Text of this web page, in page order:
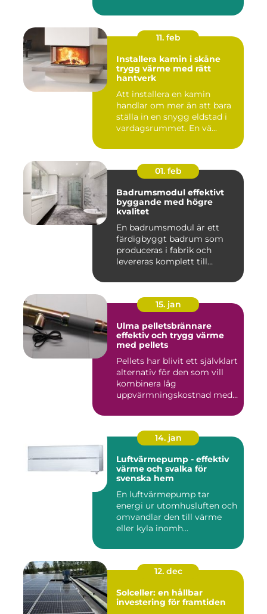
11. feb
Installera kamin i skåne
trygg värme med rätt
hantverk
Att installera en kamin
handlar om mer än att bara
ställa in en snygg eldstad i
vardagsrummet. En vä...
01. feb
Badrumsmodul effektivt
byggande med högre
kvalitet
En badrumsmodul är ett
färdigbyggt badrum som
produceras i fabrik och
levereras komplett till
15. jan
Ulma pelletsbrännare
effektiv och trygg värme
med pellets
Pellets har blivit ett självklart
alternativ för den som vill
kombinera låg
uppvärmningskostnad med
14. jan
Luftvärmepump - effektiv
värme och svalka för
svenska hem
En luftvärmepump tar
energi ur utomhusluften och
omvandlar den till värme
eller kyla inomh...
12. dec
Solceller: en hållbar
investering för framtiden